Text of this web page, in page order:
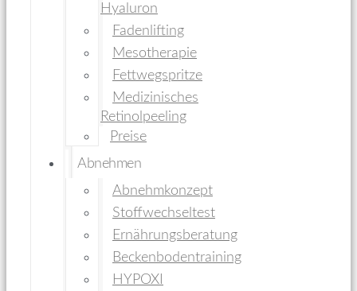
Hyaluron
Fadenlifting
Mesotherapie
Fettwegspritze
Medizinisches
Retinolpeeling
Preise
Abnehmen
Abnehmkonzept
Stoffwechseltest
Ernährungsberatung
Beckenbodentraining
HYPOXI